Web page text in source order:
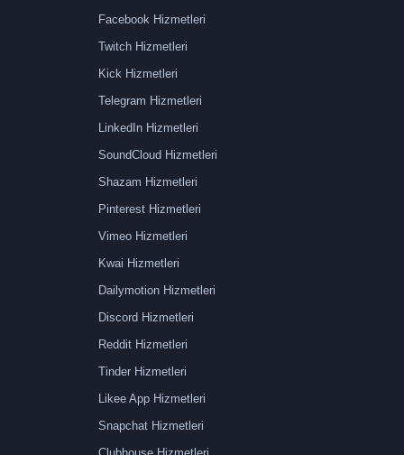
Facebook Hizmetleri
Twitch Hizmetleri
Kick Hizmetleri
Telegram Hizmetleri
LinkedIn Hizmetleri
SoundCloud Hizmetleri
Shazam Hizmetleri
Pinterest Hizmetleri
Vimeo Hizmetleri
Kwai Hizmetleri
Dailymotion Hizmetleri
Discord Hizmetleri
Reddit Hizmetleri
Tinder Hizmetleri
Likee App Hizmetleri
Snapchat Hizmetleri